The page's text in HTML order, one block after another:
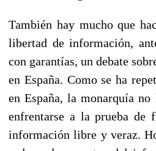
También hay mucho que
libertad de información,
con garantías, un debate
en España. Como se ha
en España, la monarquía no
enfrentarse a la prueba de
información libre y veraz.